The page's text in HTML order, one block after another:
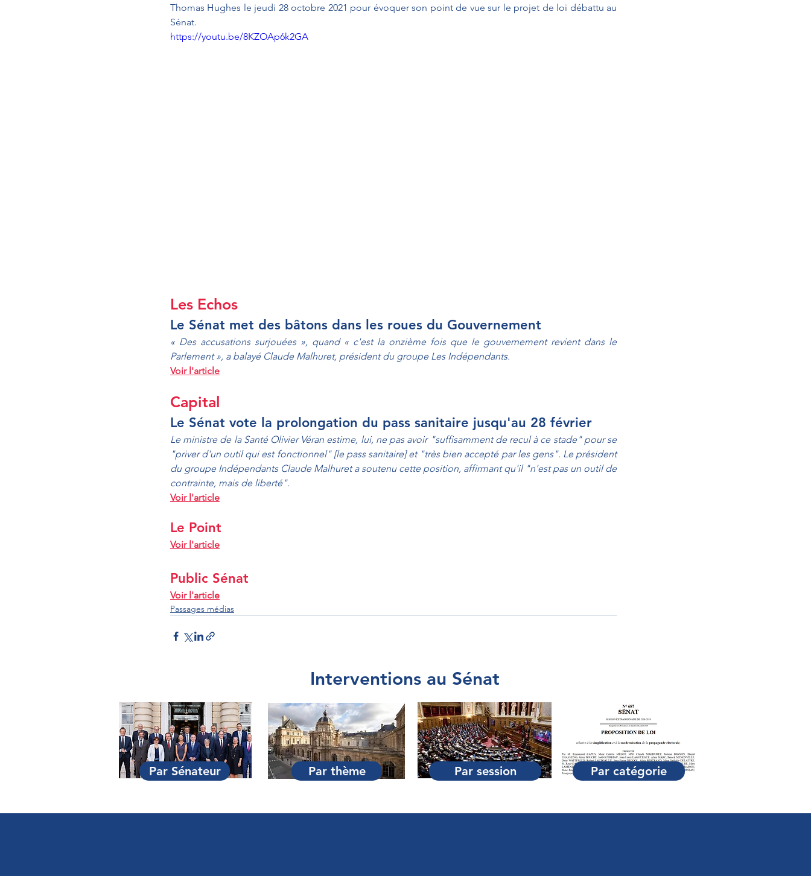
Thomas Hughes le jeudi 28 octobre 2021 pour évoquer son point de vue sur le projet de loi débattu au
Sénat.
https://youtu.be/8KZOAp6k2GA
Les Echos
Le Sénat met des bâtons dans les roues du Gouvernement
« Des accusations surjouées », quand « c'est la onzième fois que le gouvernement revient dans le
Parlement », a balayé Claude Malhuret, président du groupe Les Indépendants.
Voir l'article
Capital
Le Sénat vote la prolongation du pass sanitaire jusqu'au 28 février
Le ministre de la Santé Olivier Véran estime, lui, ne pas avoir "suffisamment de recul à ce stade" pour se
"priver d'un outil qui est fonctionnel" [le pass sanitaire] et "très bien accepté par les gens". Le président
du groupe Indépendants Claude Malhuret a soutenu cette position, affirmant qu'il "n'est pas un outil de
contrainte, mais de liberté".
Voir l'article
Le Point
Voir l'article
Public Sénat
Voir l'article
Passages médias
Interventions au Sénat
Par Sénateur Par thème Par session Par catégorie